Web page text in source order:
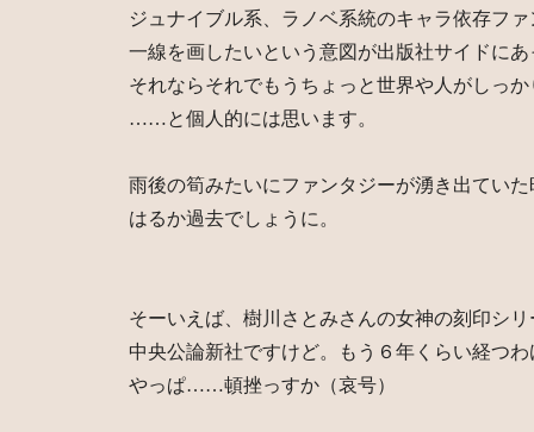
ジュナイブル系、ラノベ系統のキャラ依存フ
一線を画したいという意図が出版社サイドに
それならそれでもうちょっと世界や人がしっ
……と個人的には思います。
雨後の筍みたいにファンタジーが湧き出ていた
はるか過去でしょうに。
そーいえば、樹川さとみさんの女神の刻印シ
中央公論新社ですけど。もう６年くらい経つ
やっぱ……頓挫っすか（哀号）